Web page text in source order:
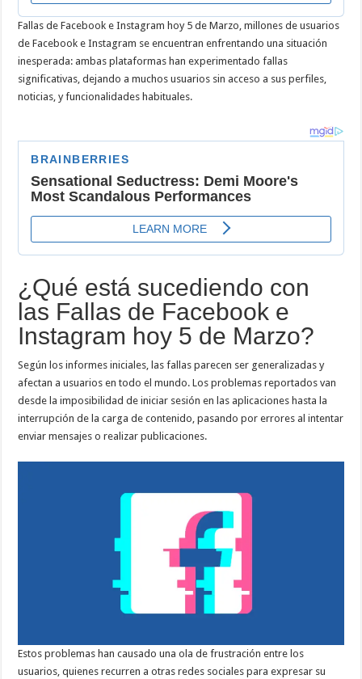
Fallas de Facebook e Instagram hoy 5 de Marzo, millones de usuarios
de Facebook e Instagram se encuentran enfrentando una situación
inesperada: ambas plataformas han experimentado fallas
significativas, dejando a muchos usuarios sin acceso a sus perfiles,
noticias, y funcionalidades habituales.
¿Qué está sucediendo con
las Fallas de Facebook e
Instagram hoy 5 de Marzo?
Según los informes iniciales, las fallas parecen ser generalizadas y
afectan a usuarios en todo el mundo. Los problemas reportados van
desde la imposibilidad de iniciar sesión en las aplicaciones hasta la
interrupción de la carga de contenido, pasando por errores al intentar
enviar mensajes o realizar publicaciones.
Estos problemas han causado una ola de frustración entre los
usuarios, quienes recurren a otras redes sociales para expresar su